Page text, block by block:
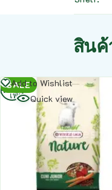
สินค้
SALE
Add to Wishlist
Quick view
อ่าน
เพิ่ม